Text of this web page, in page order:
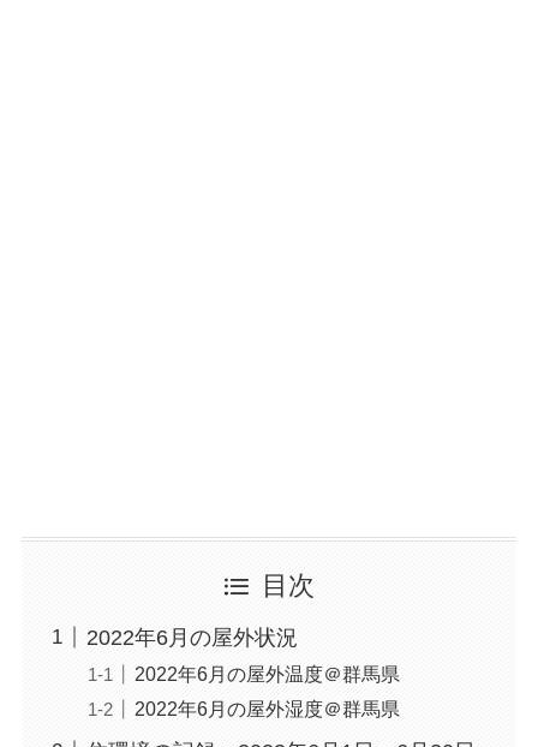
目次
2022年6月の屋外状況
2022年6月の屋外温度＠群馬県
2022年6月の屋外湿度＠群馬県